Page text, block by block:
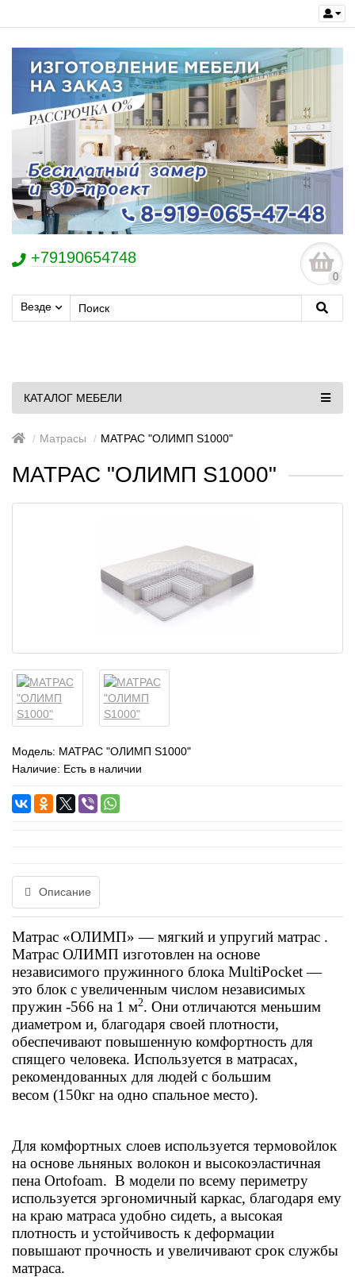
+79190654748
0
Везде
КАТАЛОГ МЕБЕЛИ
Матрасы МАТРАС "ОЛИМП S1000"
МАТРАС "ОЛИМП S1000"
Модель: МАТРАС "ОЛИМП S1000"
Наличие: Есть в наличии
Описание
Матрас «ОЛИМП» — мягкий и упругий матрас .
Матрас ОЛИМП изготовлен на основе
независимого пружинного блока MultiPocket —
это блок с увеличенным числом независимых
пружин -566 на 1 м2. Они отличаются меньшим
диаметром и, благодаря своей плотности,
обеспечивают повышенную комфортность для
спящего человека. Используется в матрасах,
рекомендованных для людей с большим
весом (150кг на одно спальное место).
Для комфортных слоев используется термовойлок
на основе льняных волокон и высокоэластичная
пена Ortofoаm. В модели по всему периметру
используется эргономичный каркас, благодаря ему
на краю матраса удобно сидеть, а высокая
плотность и устойчивость к деформации
повышают прочность и увеличивают срок службы
матраса.